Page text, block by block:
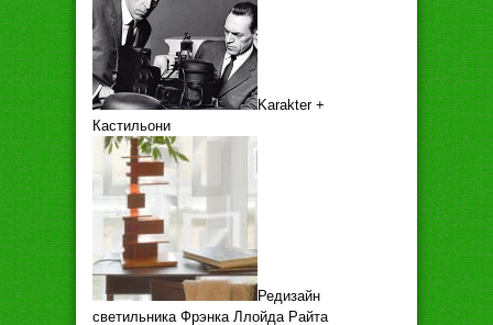
Karakter +
Кастильони
Редизайн
светильника Фрэнка Ллойда Райта